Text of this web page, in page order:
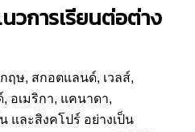
วการเรียนต่อต่าง
ฤษ, สกอตแลนด์, เวลส์,
อเมริกา, แคนาดา,
และสิงคโปร์ อย่างเป็น